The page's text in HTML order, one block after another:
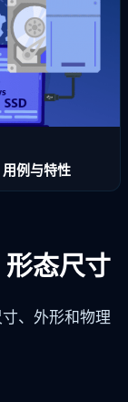
例与特性
形态尺寸
、外形和物理